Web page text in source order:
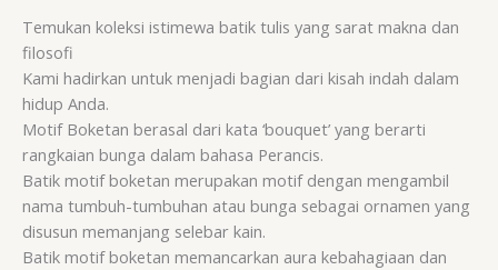
Temukan koleksi istimewa batik tulis yang sarat makna dan
filosofi
Kami hadirkan untuk menjadi bagian dari kisah indah dalam
hidup Anda.
Motif Boketan berasal dari kata ‘bouquet’ yang berarti
rangkaian bunga dalam bahasa Perancis.
Batik motif boketan merupakan motif dengan mengambil
nama tumbuh-tumbuhan atau bunga sebagai ornamen yang
disusun memanjang selebar kain.
Batik motif boketan memancarkan aura kebahagiaan dan